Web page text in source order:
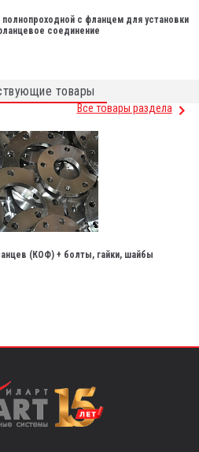
с фланцем для установки
соединение
товары
Все товары раздела
(КОФ) + болты, гайки, шайбы